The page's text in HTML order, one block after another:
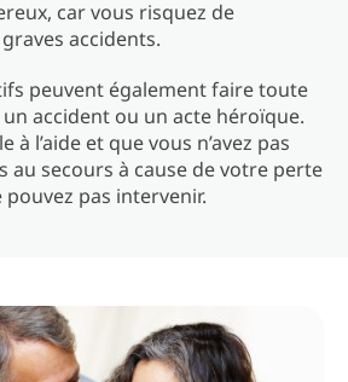
car vous risquez de
accidents.
peuvent également faire toute
accident ou un acte héroïque.
à l’aide et que vous n’avez pas
au secours à cause de votre perte
pouvez pas intervenir.